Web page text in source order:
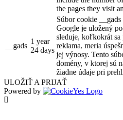
the pages they visit
__gads
1 year
24 days
Súbor cookie
Google je uložený
sleduje, koľkokrát
reklama, meria
jej výnosy. Tento
domény, v ktorej sú
žiadne údaje pri
ULOŽIŤ A PRIJAŤ
Powered by